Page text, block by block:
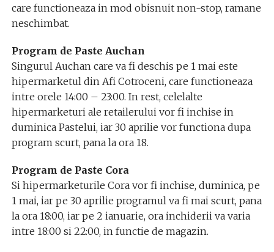
care functioneaza in mod obisnuit non-stop, ramane
neschimbat.
Program de Paste Auchan
Singurul Auchan care va fi deschis pe 1 mai este
hipermarketul din Afi Cotroceni, care functioneaza
intre orele 14:00 – 23:00. In rest, celelalte
hipermarketuri ale retailerului vor fi inchise in
duminica Pastelui, iar 30 aprilie vor functiona dupa
program scurt, pana la ora 18.
Program de Paste Cora
Si hipermarketurile Cora vor fi inchise, duminica, pe
1 mai, iar pe 30 aprilie programul va fi mai scurt, pana
la ora 18:00, iar pe 2 ianuarie, ora inchiderii va varia
intre 18:00 si 22:00, in functie de magazin.